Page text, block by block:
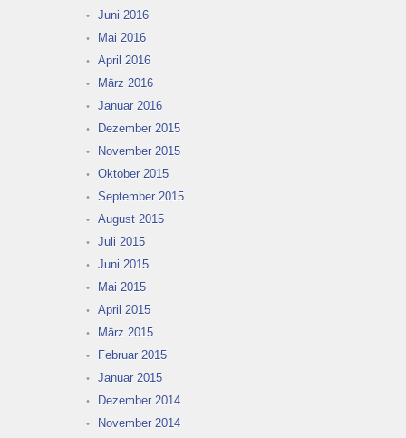
Juni 2016
Mai 2016
April 2016
März 2016
Januar 2016
Dezember 2015
November 2015
Oktober 2015
September 2015
August 2015
Juli 2015
Juni 2015
Mai 2015
April 2015
März 2015
Februar 2015
Januar 2015
Dezember 2014
November 2014